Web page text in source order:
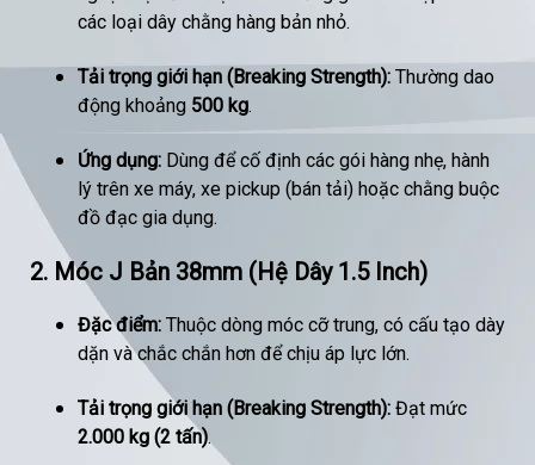
các loại dây chằng hàng bản nhỏ.
Tải trọng giới hạn (Breaking Strength): Thường dao
động khoảng 500 kg.
Ứng dụng: Dùng để cố định các gói hàng nhẹ, hành
lý trên xe máy, xe pickup (bán tải) hoặc chằng buộc
đồ đạc gia dụng.
2. Móc J Bản 38mm (Hệ Dây 1.5 Inch)
Đặc điểm: Thuộc dòng móc cỡ trung, có cấu tạo dày
dặn và chắc chắn hơn để chịu áp lực lớn.
Tải trọng giới hạn (Breaking Strength): Đạt mức
2.000 kg (2 tấn).